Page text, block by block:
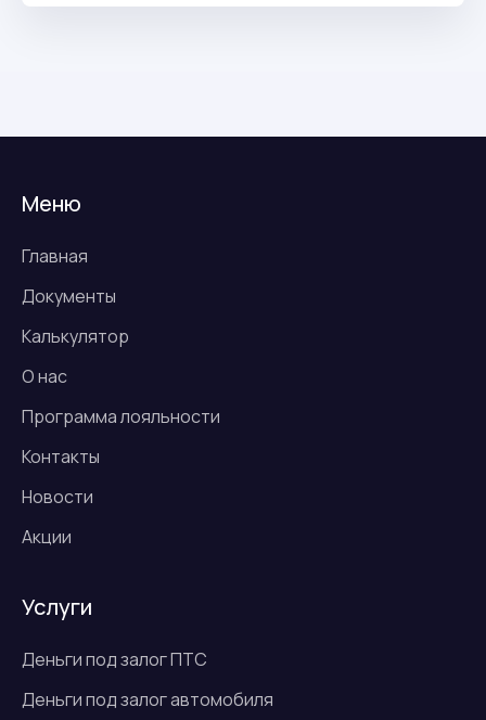
Меню
Главная
Документы
Калькулятор
О нас
Программа лояльности
Контакты
Новости
Акции
Услуги
Деньги под залог ПТС
Деньги под залог автомобиля